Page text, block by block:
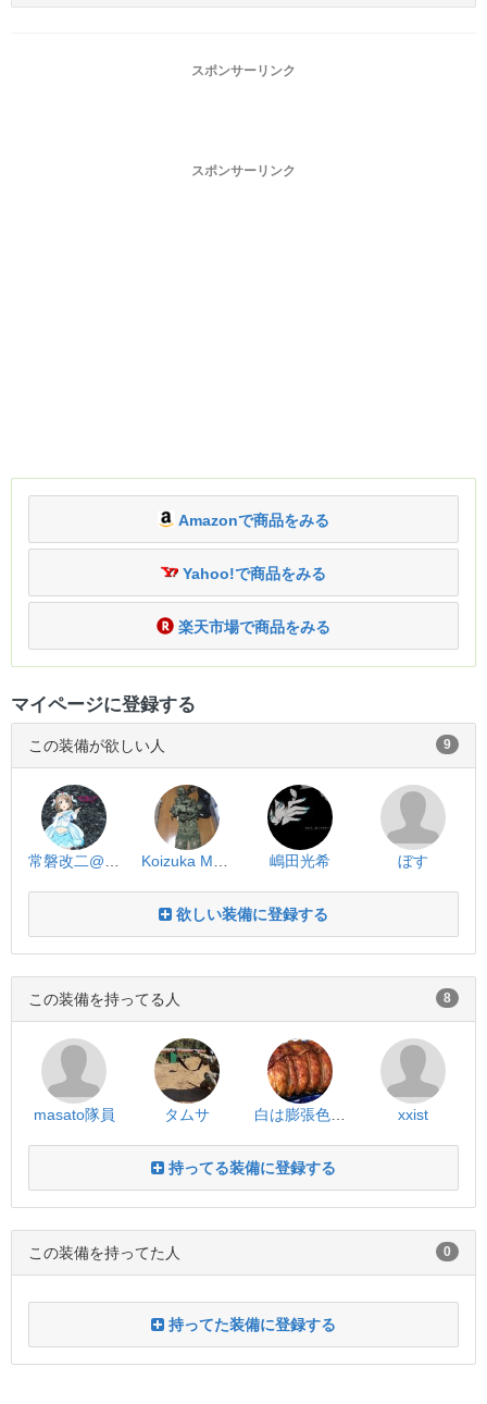
スポンサーリンク
スポンサーリンク
Amazonで商品をみる
Yahoo!で商品をみる
楽天市場で商品をみる
マイページに登録する
この装備が欲しい人 9
嶋田光希 ぼす
欲しい装備に登録する
この装備を持ってる人 8
masato隊員 タムサ xxist
持ってる装備に登録する
この装備を持ってた人 0
持ってた装備に登録する